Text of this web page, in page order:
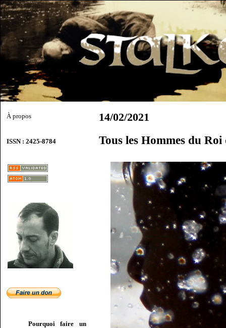
À propos
ISSN : 2425-8784
Pourquoi faire un
14/02/2021
Tous les Hommes du